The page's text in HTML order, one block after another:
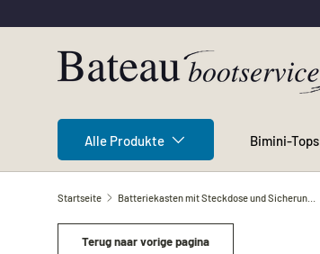
Direkt zum Inhalt
Alle Produkte Bimini-Tops
Startseite Batteriekasten mit Steckdose und Sicherung Multi Purpose Power Center, 355 x 195 x 230 mm
Terug naar vorige pagina